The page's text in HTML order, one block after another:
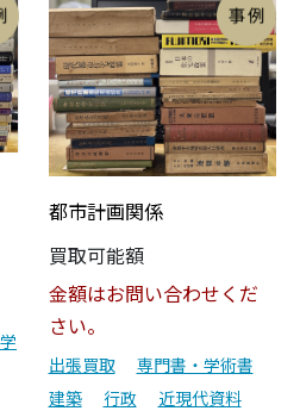
都市計画関係
買取可能額
金額はお問い合わせくだ
さい。
出張買取
専門書・学術書
建築
行政 近現代資料